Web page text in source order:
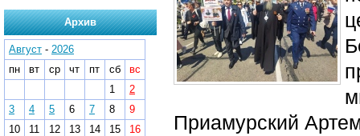
Приамурский
Архив
Август - 2026
пн
вт ср чт пт сб
вс
1
2
3
4 5 6 7 8
9
10
11 12 13 14 15
16